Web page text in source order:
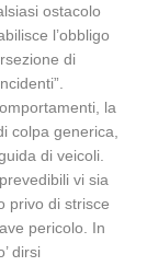
ostacolo
l’obbligo
di
la
colpa generica,
di veicoli.
vi sia
privo di strisce
pericolo. In
dirsi